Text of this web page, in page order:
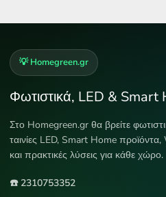
💡 Homegreen.gr
Φωτιστικά, LED & Smart
Στο Homegreen.gr θα βρείτε
ταινίες LED, Smart Home
και πρακτικές λύσεις για κάθε χώρο.
☎️ 2310753352